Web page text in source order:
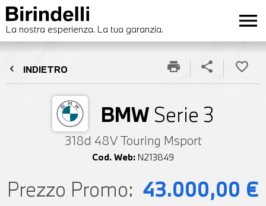
La nostra esperienza. La tua garanzia. menu
chevron_left INDIETRO
BMW Serie 3
318d 48V Touring Msport
Cod. Web: N213849
print share favorite_border
Prezzo Promo: 43.000,00 €